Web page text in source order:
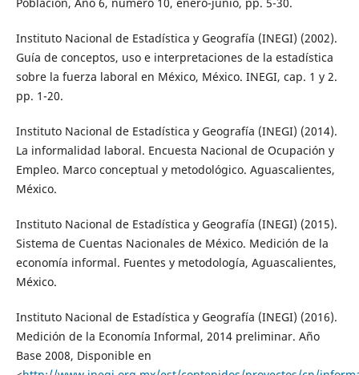
Instituto Nacional de Estadística y Geografía (INEGI) (2002).
Guía de conceptos, uso e interpretaciones de la estadística
sobre la fuerza laboral en México, México. INEGI, cap. 1 y 2.
pp. 1-20.
Instituto Nacional de Estadística y Geografía (INEGI) (2014).
La informalidad laboral. Encuesta Nacional de Ocupación y
Empleo. Marco conceptual y metodológico. Aguascalientes,
México.
Instituto Nacional de Estadística y Geografía (INEGI) (2015).
Sistema de Cuentas Nacionales de México. Medición de la
economía informal. Fuentes y metodología, Aguascalientes,
México.
Instituto Nacional de Estadística y Geografía (INEGI) (2016).
Medición de la Economía Informal, 2014 preliminar. Año
Base 2008, Disponible en